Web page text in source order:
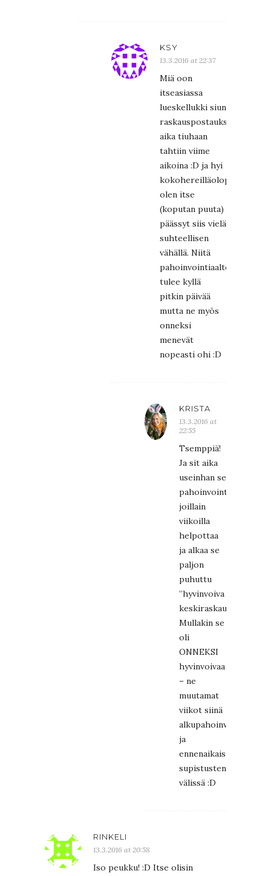
KSY
13.3.2016 at 22:37
Miä oon
itseasiassa
lueskellukki siun
raskauspostauksia
aika tiuhaan
tahtiin viime
aikoina :D ja hyi
olen itse
(koputan puuta)
päässyt siis vielä
suhteellisen
vähällä. Niitä
pahoinvointiaaltoja
tulee kyllä
pitkin päivää
mutta ne myös
onneksi
menevät
nopeasti ohi :D
KRISTA
13.3.2016 at
22:55
Tsemppiä!
Ja sit aika
useinhan se
pahoinvointi
joillain
viikoilla
helpottaa
ja alkaa se
paljon
puhuttu
”hyvinvoiva
keskiraskaus”.
Mullakin se
oli
ONNEKSI
hyvinvoivaa
– ne
muutamat
viikot siinä
alkupahoinvoinnin
ja
ennenaikaisten
supistusten
välissä :D
RINKELI
13.3.2016 at 20:58
Iso peukku! :D Itse olisin